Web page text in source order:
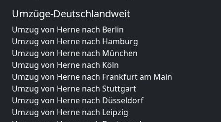
Umzüge-Deutschlandweit
Umzug von Herne nach Berlin
Umzug von Herne nach Hamburg
Umzug von Herne nach München
Umzug von Herne nach Köln
Umzug von Herne nach Frankfurt am Main
Umzug von Herne nach Stuttgart
Umzug von Herne nach Düsseldorf
Umzug von Herne nach Leipzig